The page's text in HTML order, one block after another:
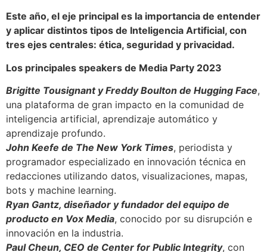
Este año, el eje principal es la importancia de entender
y aplicar distintos tipos de Inteligencia Artificial, con
tres ejes centrales: ética, seguridad y privacidad.
Los principales speakers de Media Party 2023
Brigitte Tousignant y Freddy Boulton de Hugging Face,
una plataforma de gran impacto en la comunidad de
inteligencia artificial, aprendizaje automático y
aprendizaje profundo.
John Keefe de The New York Times, periodista y
programador especializado en innovación técnica en
redacciones utilizando datos, visualizaciones, mapas,
bots y machine learning.
Ryan Gantz, diseñador y fundador del equipo de
producto en Vox Media, conocido por su disrupción e
innovación en la industria.
Paul Cheun, CEO de Center for Public Integrity, con